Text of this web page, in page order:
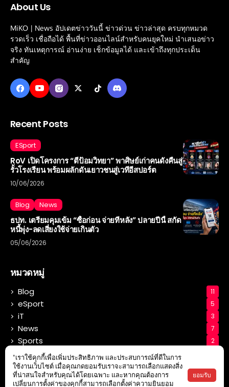
About Us
MiKO | News อัปเดตข่าววันนี้ ข่าวด่วน ข่าวล่าสุด ครบทุกหมวด
รวดเร็ว เชื่อถือได้ พื้นที่ข่าวออนไลน์สำหรับคนยุคใหม่ นำเสนอข่าว
จริง ทันเหตุการณ์ อ่านง่าย เช็กข้อมูลได้ และเข้าถึงทุกประเด็น
สำคัญ
Recent Posts
ESport
RoV เปิดโครงการ “ตีป้อมวิทยา” พาศิษย์เก่าคนดังคืนสู่
รั้วโรงเรียน พร้อมผลักดันเยาวชนสู่เวทีอีสปอร์ต
10/06/2026
Blog News
ธปท. เตรียมคุมเข้ม “ซื้อก่อน จ่ายทีหลัง” ปลายปีนี้ สกัด
หนี้พุ่ง-ลดเสี่ยงใช้จ่ายเกินตัว
05/06/2026
หมวดหมู่
Blog 11
eSport 5
iT 3
News 7
Sports 2
Tech
"เราใช้คุกกี้เพื่อเพิ่มประสิทธิภาพ และประสบการณ์ที่ดีในการ
ใช้งานเว็บไซต์ เมื่อคุณกดยอมรับเราจะสามารถเลือกแสดงสิ่ง
ที่น่าสนใจสำหรับคุณได้โดยเฉพาะ และหากคุณต้องการ
เปลี่ยนการตั้งค่าของคุกกี้สามารถเลือกตั้งค่าความยินยอม
ยอมรับ